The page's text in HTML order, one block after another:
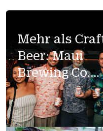
Mehr als
Beer: Maui
Brewing Co.
Marks15
mit neuen
Cocktails und